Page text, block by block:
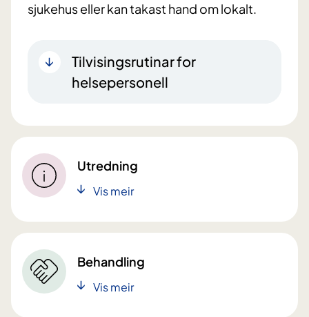
sjukehus eller kan takast hand om lokalt.
Tilvisingsrutinar for
helsepersonell
Utredning
Vis meir
Behandling
Vis meir